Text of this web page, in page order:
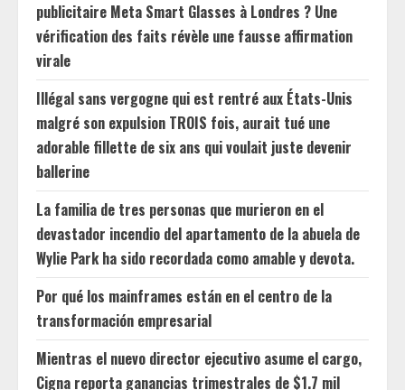
publicitaire Meta Smart Glasses à Londres ? Une
vérification des faits révèle une fausse affirmation
virale
Illégal sans vergogne qui est rentré aux États-Unis
malgré son expulsion TROIS fois, aurait tué une
adorable fillette de six ans qui voulait juste devenir
ballerine
La familia de tres personas que murieron en el
devastador incendio del apartamento de la abuela de
Wylie Park ha sido recordada como amable y devota.
Por qué los mainframes están en el centro de la
transformación empresarial
Mientras el nuevo director ejecutivo asume el cargo,
Cigna reporta ganancias trimestrales de $1.7 mil